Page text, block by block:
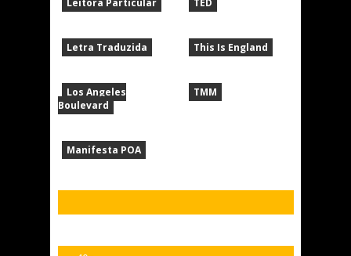
Leitora Particular
Letra Traduzida
Los Angeles
Boulevard
Manifesta POA
TED
This Is England
TMM